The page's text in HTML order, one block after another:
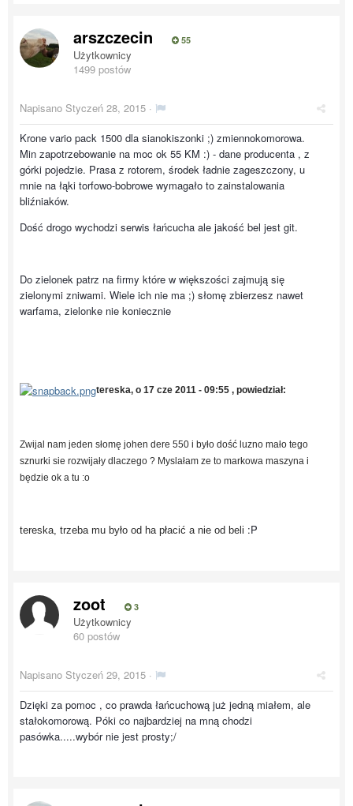
arszczecin 55
Użytkownicy
1499 postów
Napisano Styczeń 28, 2015 ·
Krone vario pack 1500 dla sianokiszonki ;) zmiennokomorowa.
Min zapotrzebowanie na moc ok 55 KM :) - dane producenta , z
górki pojedzie. Prasa z rotorem, środek ładnie zageszczony, u
mnie na łąki torfowo-bobrowe wymagało to zainstalowania
bliźniaków.
Dość drogo wychodzi serwis łańcucha ale jakość bel jest git.
Do zielonek patrz na firmy które w większości zajmują się
zielonymi zniwami. Wiele ich nie ma ;) słomę zbierzesz nawet
warfama, zielonke nie koniecznie
tereska, o 17 cze 2011 - 09:55 , powiedział:
Zwijal nam jeden słomę johen dere 550 i było dość luzno mało tego
sznurki sie rozwijały dlaczego ? Myslałam ze to markowa maszyna i
będzie ok a tu :o
tereska, trzeba mu było od ha płacić a nie od beli :P
zoot 3
Użytkownicy
60 postów
Napisano Styczeń 29, 2015 ·
Dzięki za pomoc , co prawda łańcuchową już jedną miałem, ale
stałokomorową. Póki co najbardziej na mną chodzi
pasówka.....wybór nie jest prosty;/